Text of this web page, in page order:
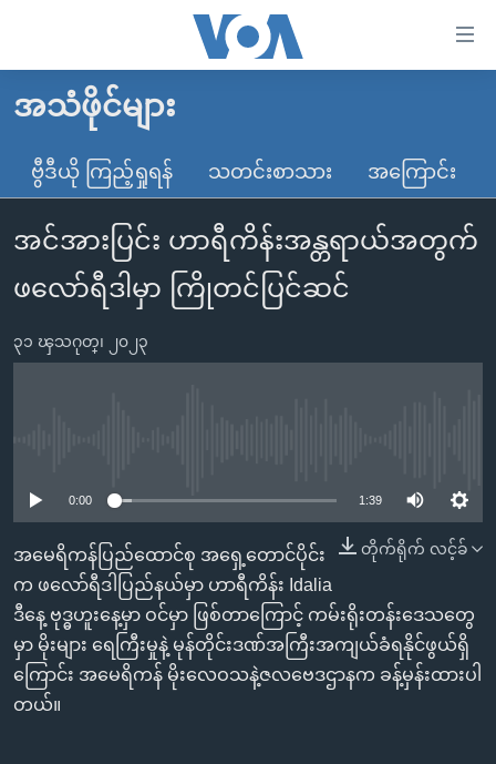
လွယ်ကူ
သည့်
Link
များ
ပင်မ
သို့
စာမျက်နှာ
သို့
ကျော်
ကြည့်
ရန်
ရှာဖွေ
မူလစာမျက်နှာ
မြန်မာ
ကမ္ဘာ့သတင်းများ
နိုင်ငံတကာ
အမေရိကန်
အစ္စရေး-ပါလက်စတိုင်း
ဗွီဒီယို
သတင်းလွတ်လပ်ခွင့်
ရပ်ဝန်းတခု လမ်းတခု အလွန်
အင်္ဂလိပ်စာလေ့လာမယ်
ဗွီအိုအေ လူမှုကွန်ယက်များ
ဘာသာစကားများ
အသံဖိုင်များ
ဗွီဒီယို ကြည့်ရှုရန် သတင်းစာသား အကြောင်း
အင်အားပြင်း ဟာရီကိန်းအန္တရာယ်အတွက်
ဖလော်ရီဒါမှာ ကြိုတင်ပြင်ဆင်
၃၁ ၾသဂုတ္၊ ၂၀၂၃
0:00 1:39
တိုက်ရိုက် လင့်ခ်
အမေရိကန်ပြည်ထောင်စု အရှေ့တောင်ပိုင်း
က ဖလော်ရီဒါပြည်နယ်မှာ ဟာရီကိန်း Idalia
ဒီနေ့ ဗုဒ္ဓဟူးနေ့မှာ ဝင်မှာ ဖြစ်တာကြောင့် ကမ်းရိုးတန်းဒေသတွေ
မှာ မိုးများ ရေကြီးမှုနဲ့ မုန်တိုင်းဒဏ်အကြီးအကျယ်ခံရနိုင်ဖွယ်ရှိ
ကြောင်း အမေရိကန် မိုးလေဝသနဲ့ဇလဗေဒဌာနက ခန့်မှန်းထားပါ
တယ်။